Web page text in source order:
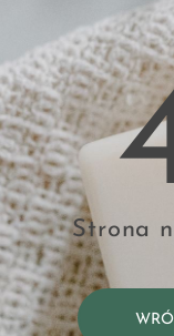
Strona